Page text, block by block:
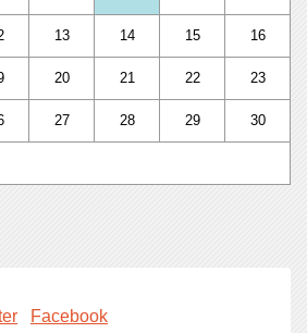
13 14 15 16
20 21 22 23
27 28 29 30
Facebook